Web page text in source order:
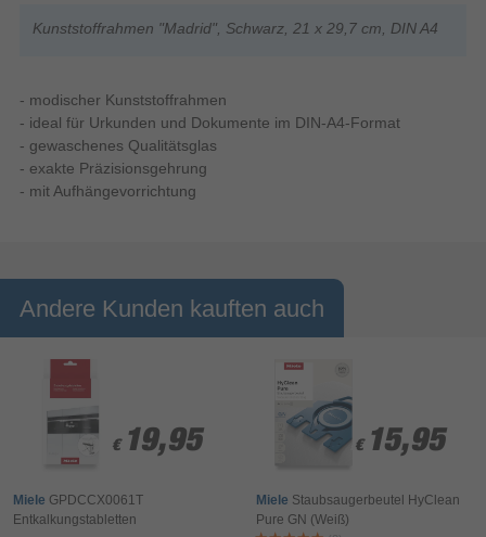
Kunststoffrahmen "Madrid", Schwarz, 21 x 29,7 cm, DIN A4
- modischer Kunststoffrahmen
- ideal für Urkunden und Dokumente im DIN-A4-Format
- gewaschenes Qualitätsglas
- exakte Präzisionsgehrung
- mit Aufhängevorrichtung
Andere Kunden kauften auch
€ 19,95
€ 19,95
Miele GPDCCX0061T
Entkalkungstabletten
€ 15,95
€ 15,95
Miele Staubsaugerbeutel HyClean
Pure GN (Weiß)